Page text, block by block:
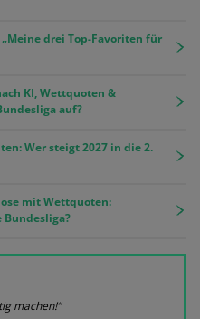
drei Top-Favoriten für
KI, Wettquoten &
auf?
Wer steigt 2027 in die 2.
mit Wettquoten:
Bundesliga?
machen!“